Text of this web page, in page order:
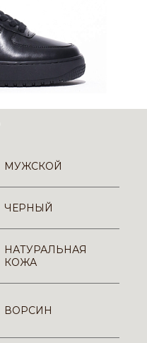
МУЖСКОЙ
ЧЕРНЫЙ
НАТУРАЛЬНАЯ
КОЖА
ВОРСИН